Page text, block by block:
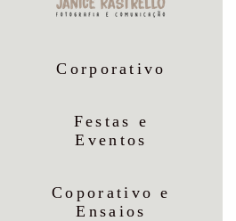
Corporativo
Festas e
Eventos
Coporativo e
Ensaios